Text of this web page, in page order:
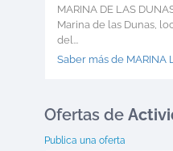
MARINA DE LAS
Marina de las Dunas,
del...
Saber más de MARINA
Ofertas de
Publica una oferta